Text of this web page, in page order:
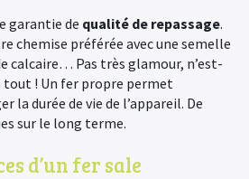
garantie de qualité de repassage.
chemise préférée avec une semelle
calcaire… Pas très glamour, n’est-
tout ! Un fer propre permet
la durée de vie de l’appareil. De
sur le long terme.
d’un fer sale